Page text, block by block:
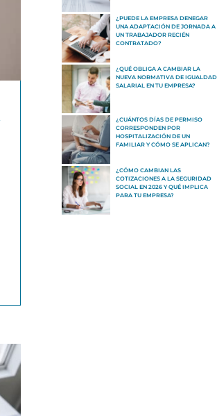
¿PUEDE LA EMPRESA DENEGAR
UNA ADAPTACIÓN DE JORNADA A
UN TRABAJADOR RECIÉN
CONTRATADO?
¿QUÉ OBLIGA A CAMBIAR LA
NUEVA NORMATIVA DE IGUALDAD
SALARIAL EN TU EMPRESA?
¿CUÁNTOS DÍAS DE PERMISO
CORRESPONDEN POR
HOSPITALIZACIÓN DE UN
FAMILIAR Y CÓMO SE APLICAN?
¿CÓMO CAMBIAN LAS
COTIZACIONES A LA SEGURIDAD
SOCIAL EN 2026 Y QUÉ IMPLICA
PARA TU EMPRESA?